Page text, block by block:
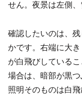
せん。夜景は左側、
確認したいのは、
かです。右端に大
が白飛びしている
場合は、暗部が黒
照明そのものは白